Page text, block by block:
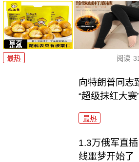
最热 阅读
向特朗普同志
“超级抹红大赛
最热
1.3万俄军直
线噩梦开始了